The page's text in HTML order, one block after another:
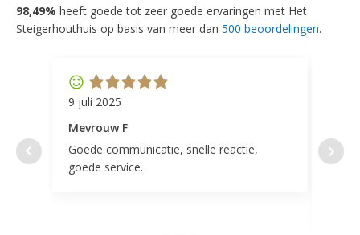
98,49% heeft goede tot zeer goede ervaringen met Het
Steigerhouthuis op basis van meer dan 500 beoordelingen.
9 juli 2025
Mevrouw F
Goede communicatie, snelle reactie,
goede service.
door